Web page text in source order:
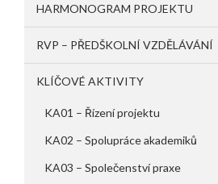
HARMONOGRAM PROJEKTU
RVP – PŘEDŠKOLNÍ VZDĚLÁVÁNÍ
KLÍČOVÉ AKTIVITY
KA01 – Řízení projektu
KA02 – Spolupráce akademiků
KA03 – Společenství praxe